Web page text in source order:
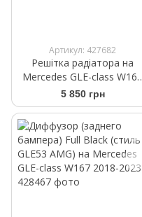
Артикул: 427682
Решітка радіатора на
Mercedes GLE-class W167
2018-2023 Normal GT
Chrome Black
5 850 грн